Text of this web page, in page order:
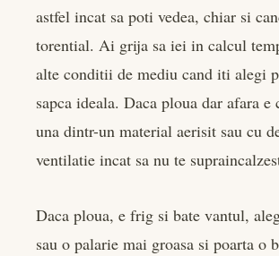
astfel incat sa poti vedea, chiar si
torential. Ai grija sa iei in calcul
alte conditii de mediu cand iti alegi
sapca ideala. Daca ploua dar afara e
una dintr-un material aerisit sau cu
ventilatie incat sa nu te
Daca ploua, e frig si bate vantul,
sau o palarie mai groasa si poarta o